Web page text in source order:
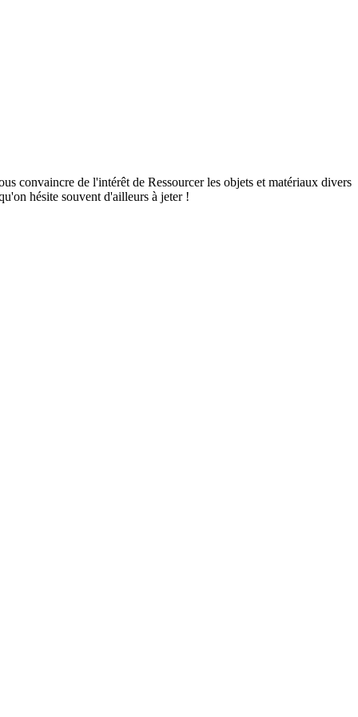
de l'intérêt de Ressourcer les objets et matériaux divers
hésite souvent d'ailleurs à jeter !